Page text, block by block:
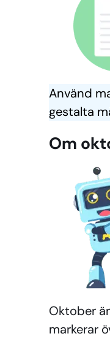
Använd
gestalta
Om
Oktober
markerar